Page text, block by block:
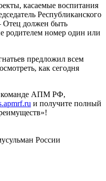
касаемые воспитания
Республиканского
Отец должен быть
номер один или
предложил всем
как сегодня
команде АПМ РФ,
и получите полный
России